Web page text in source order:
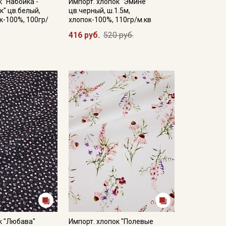
цв.белый,
100%, 100гр/
цв.черный, ш.1.5м,
хлопок-100%, 110гр/м.кв
416 руб. 520 руб.
"Любава"
Импорт. хлопок "Полевые